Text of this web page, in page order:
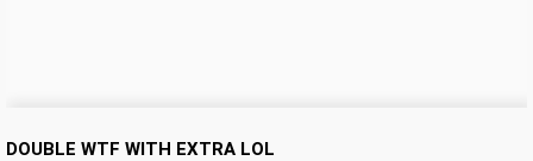
DOUBLE WTF WITH EXTRA LOL